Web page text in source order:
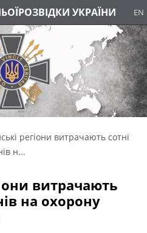
РОЗВІДКИ УКРАЇНИ EN
регіони витрачають сотні
н...
витрачають
на охорону